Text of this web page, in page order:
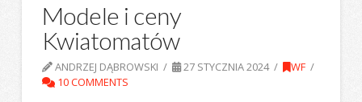
Modele i ceny
Kwiatomatów
ANDRZEJ DĄBROWSKI 27 STYCZNIA 2024
WF
10 COMMENTS